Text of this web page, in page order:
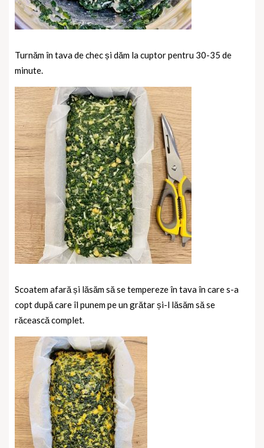
Turnăm în tava de chec și dăm la cuptor pentru 30-35 de
minute.
Scoatem afară și lăsăm să se tempereze în tava în care s-a
copt după care îl punem pe un grătar și-l lăsăm să se
răcească complet.